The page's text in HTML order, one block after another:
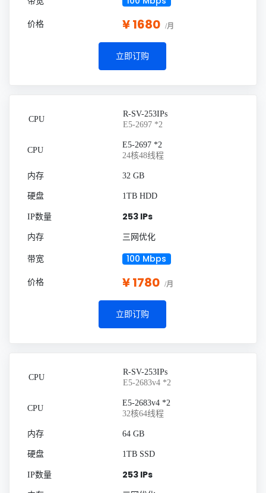
¥ 1680 /月
立即订购
R-SV-253IPs
E5-2697 *2
E5-2697 *2
24核48线程
32 GB
1TB HDD
253 IPs
三网优化
100 Mbps
¥ 1780 /月
立即订购
R-SV-253IPs
E5-2683v4 *2
E5-2683v4 *2
32核64线程
64 GB
1TB SSD
253 IPs